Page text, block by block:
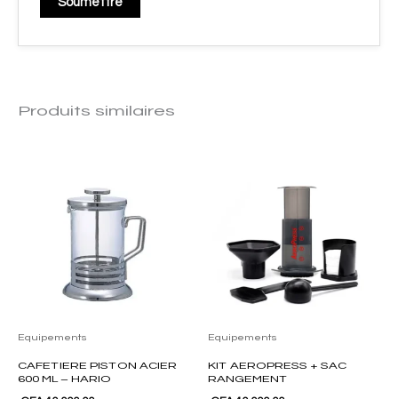
Produits similaires
Equipements
CAFETIERE PISTON ACIER
600 ML – HARIO
Equipements
KIT AEROPRESS + SAC
RANGEMENT